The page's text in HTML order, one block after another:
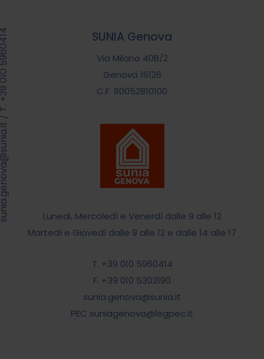
SUNIA Genova
Via Milano 40B/2
Genova 16126
C.F. 80052810100
Lunedi, Mercoledì e Venerdì dalle 9 alle 12
Martedì e Giovedì dalle 9 alle 12 e dalle 14 alle 17
T. +39 010 5960414
F. +39 010 5302190
sunia.genova@sunia.it
PEC suniagenova@legpec.it